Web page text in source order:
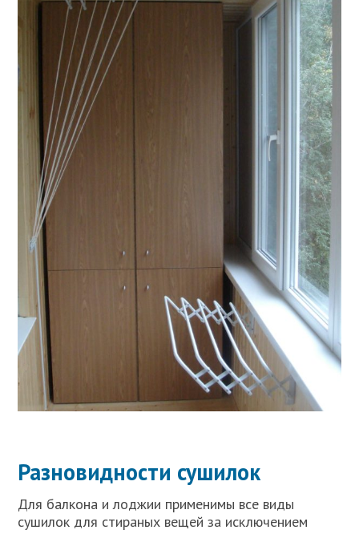
Разновидности сушилок
Для балкона и лоджии применимы все виды
сушилок для стираных вещей за исключением